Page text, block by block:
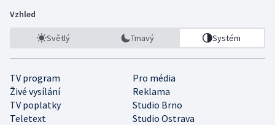
Vzhled
Světlý Tmavý Systém
TV program
Pro média
Živé vysílání
Reklama
TV poplatky
Studio Brno
Teletext
Studio Ostrava